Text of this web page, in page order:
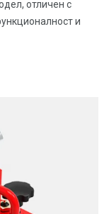
отличен с
и